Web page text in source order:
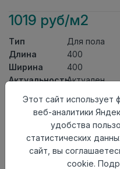
1019 руб/м2
Тип
Для пола
Длина
400
Ширина
400
АктуальностьАктуален
группа
Толщина
9
Поверхность матовая
Страна
происхождения
Россия
Этот сайт использует
веб-аналитики
удобства
статистических
сайт, вы
cookie.